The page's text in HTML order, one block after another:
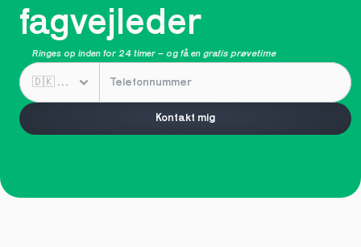
fagvejleder
Ringes op inden for 24 timer – og få en gratis prøvetime
Kontakt mig